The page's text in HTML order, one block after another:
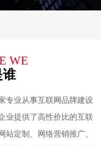
WE
谁
专业从事互联网品牌建设
业提供了高性价比的互联
站定制、网络营销推广、